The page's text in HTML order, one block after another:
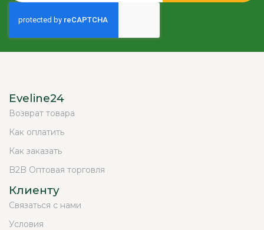
Eveline24
Возврат товара
Как оплатить
Как заказать
B2B Оптовая торговля
Клиенту
Связаться с нами
Условия